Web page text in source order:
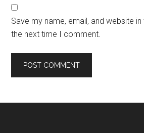
Save my name, email, and website
the next time I comment.